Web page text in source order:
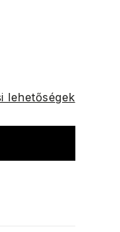
lehetőségek